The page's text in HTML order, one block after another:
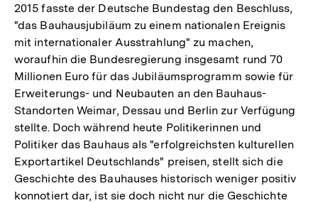
2015 fasste der Deutsche Bundestag den Beschluss,
"das Bauhausjubiläum zu einem nationalen Ereignis
mit internationaler Ausstrahlung" zu machen,
woraufhin die Bundesregierung insgesamt rund 70
Millionen Euro für das Jubiläumsprogramm sowie für
Erweiterungs- und Neubauten an den Bauhaus-
Standorten Weimar, Dessau und Berlin zur Verfügung
stellte. Doch während heute Politikerinnen und
Politiker das Bauhaus als "erfolgreichsten kulturellen
Exportartikel Deutschlands" preisen, stellt sich die
Geschichte des Bauhauses historisch weniger positiv
konnotiert dar, ist sie doch nicht nur die Geschichte